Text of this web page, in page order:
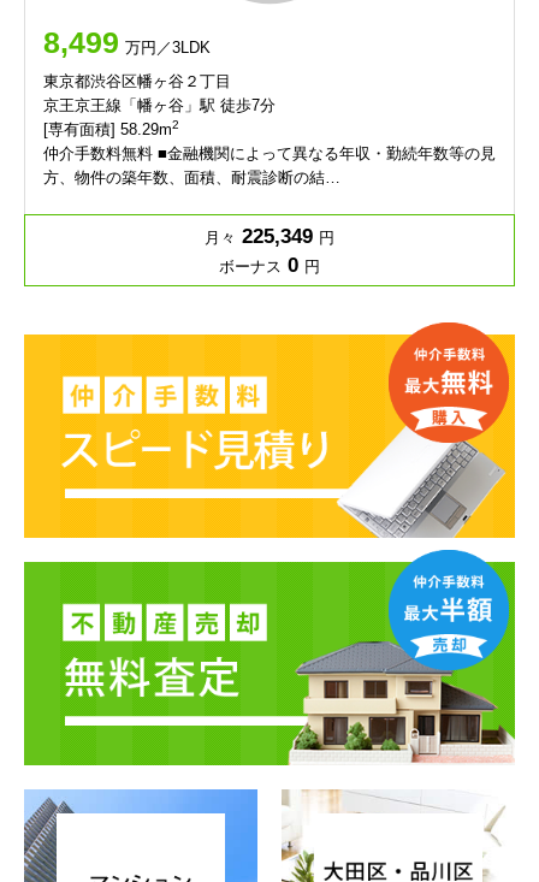
8,499 万円／3LDK
東京都渋谷区幡ヶ谷２丁目
京王京王線「幡ヶ谷」駅 徒歩7分
[専有面積] 58.29m2
仲介手数料無料 ■金融機関によって異なる年収・勤続年数等の見
方、物件の築年数、面積、耐震診断の結…
月々 225,349 円
ボーナス 0 円